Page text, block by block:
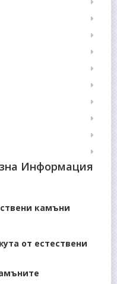
Информация
камъни
от естествени